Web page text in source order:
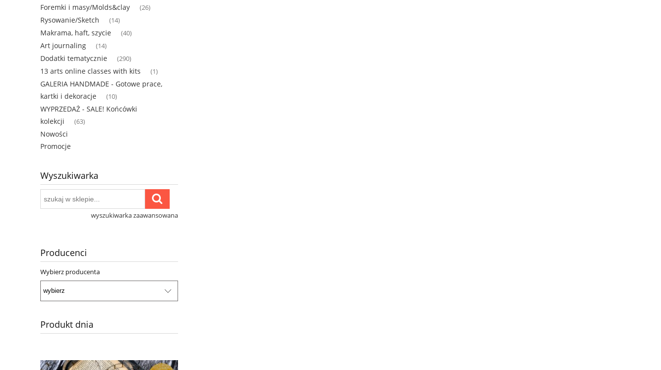
Foremki i masy/Molds&clay (26)
Rysowanie/Sketch (14)
Makrama, haft, szycie (40)
Art journaling (14)
Dodatki tematycznie (290)
13 arts online classes with kits (1)
GALERIA HANDMADE - Gotowe prace,
kartki i dekoracje
(10)
WYPRZEDAŻ - SALE! Końcówki
kolekcji
(63)
Nowości
Promocje
Wyszukiwarka
wyszukiwarka zaawansowana
Producenci
Wybierz producenta
Produkt dnia